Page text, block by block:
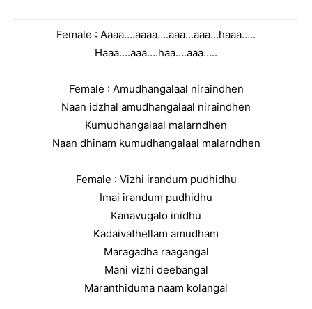
Female : Aaaa….aaaa….aaa…aaa…haaa…..
Haaa….aaa….haa….aaa…..
Female : Amudhangalaal niraindhen
Naan idzhal amudhangalaal niraindhen
Kumudhangalaal malarndhen
Naan dhinam kumudhangalaal malarndhen
Female : Vizhi irandum pudhidhu
Imai irandum pudhidhu
Kanavugalo inidhu
Kadaivathellam amudham
Maragadha raagangal
Mani vizhi deebangal
Maranthiduma naam kolangal